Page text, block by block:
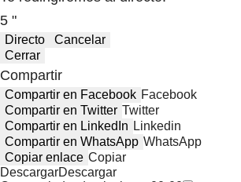
5 "
Directo
Cancelar
Cerrar
Compartir
Compartir en Facebook Facebook
Compartir en Twitter Twitter
Compartir en LinkedIn Linkedin
Compartir en WhatsApp WhatsApp
Copiar enlace Copiar
DescargarDescargar